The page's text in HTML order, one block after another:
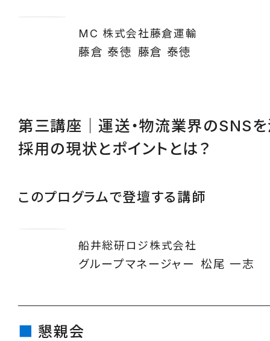
MC 株式会社藤倉運輸
藤倉 泰徳 藤倉 泰徳
第三講座｜運送・物流業界のSNS
採用の現状とポイントとは？
このプログラムで登壇する講師
船井総研ロジ株式会社
グループマネージャー 松尾 一志
懇親会